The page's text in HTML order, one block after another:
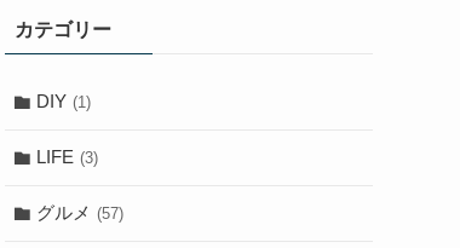
カテゴリー
DIY (1)
LIFE (3)
グルメ (57)